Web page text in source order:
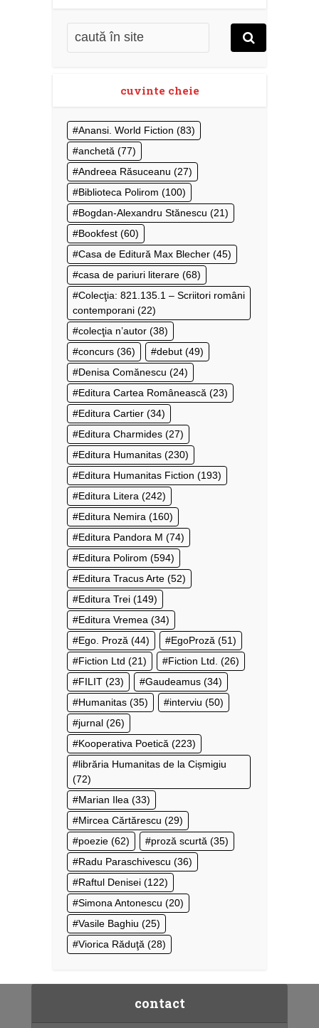
cuvinte cheie
Anansi. World Fiction (83)
anchetă (77)
Andreea Răsuceanu (27)
Biblioteca Polirom (100)
Bogdan-Alexandru Stănescu (21)
Bookfest (60)
Casa de Editură Max Blecher (45)
casa de pariuri literare (68)
Colecţia: 821.135.1 – Scriitori români
contemporani (22)
colecţia n’autor (38)
concurs (36) debut (49)
Denisa Comănescu (24)
Editura Cartea Românească (23)
Editura Cartier (34)
Editura Charmides (27)
Editura Humanitas (230)
Editura Humanitas Fiction (193)
Editura Litera (242)
Editura Nemira (160)
Editura Pandora M (74)
Editura Polirom (594)
Editura Tracus Arte (52)
Editura Trei (149)
Editura Vremea (34)
Ego. Proză (44) EgoProză (51)
Fiction Ltd (21) Fiction Ltd. (26)
FILIT (23) Gaudeamus (34)
Humanitas (35) interviu (50)
jurnal (26)
Kooperativa Poetică (223)
librăria Humanitas de la Cișmigiu
(72)
Marian Ilea (33)
Mircea Cărtărescu (29)
poezie (62) proză scurtă (35)
Radu Paraschivescu (36)
Raftul Denisei (122)
Simona Antonescu (20)
Vasile Baghiu (25)
Viorica Răduţă (28)
contact